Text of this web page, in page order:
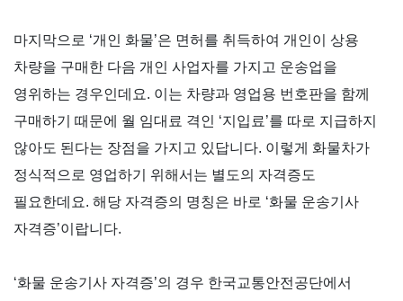
마지막으로 ‘개인 화물’은 면허를 취득하여 개인이 상용
차량을 구매한 다음 개인 사업자를 가지고 운송업을
영위하는 경우인데요. 이는 차량과 영업용 번호판을 함께
구매하기 때문에 월 임대료 격인 ‘지입료’를 따로 지급하지
않아도 된다는 장점을 가지고 있답니다. 이 렇게 화물차가
정식적으로 영업하기 위해서는 별도의 자격증도
필요한데요. 해당 자격증의 명칭은 바로 ‘화물 운송기사
자격증’이랍니다.
‘화물 운송기사 자격증’의 경우 한국교통안전공단에서